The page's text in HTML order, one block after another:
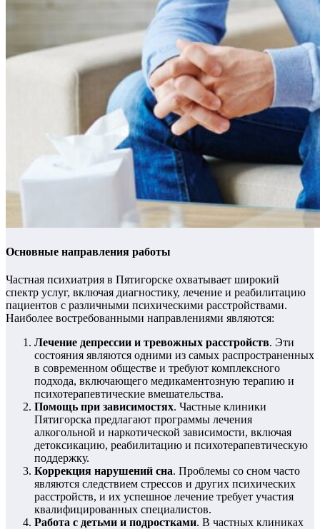
Основные направления работы
Частная психиатрия в Пятигорске охватывает широкий
спектр услуг, включая диагностику, лечение и реабилитацию
пациентов с различными психическими расстройствами.
Наиболее востребованными направлениями являются:
Лечение депрессии и тревожных расстройств. Эти
состояния являются одними из самых распространенных
в современном обществе и требуют комплексного
подхода, включающего медикаментозную терапию и
психотерапевтические вмешательства.
Помощь при зависимостях. Частные клиники
Пятигорска предлагают программы лечения
алкогольной и наркотической зависимости, включая
детоксикацию, реабилитацию и психотерапевтическую
поддержку.
Коррекция нарушений сна. Проблемы со сном часто
являются следствием стрессов и других психических
расстройств, и их успешное лечение требует участия
квалифицированных специалистов.
Работа с детьми и подростками. В частных клиниках